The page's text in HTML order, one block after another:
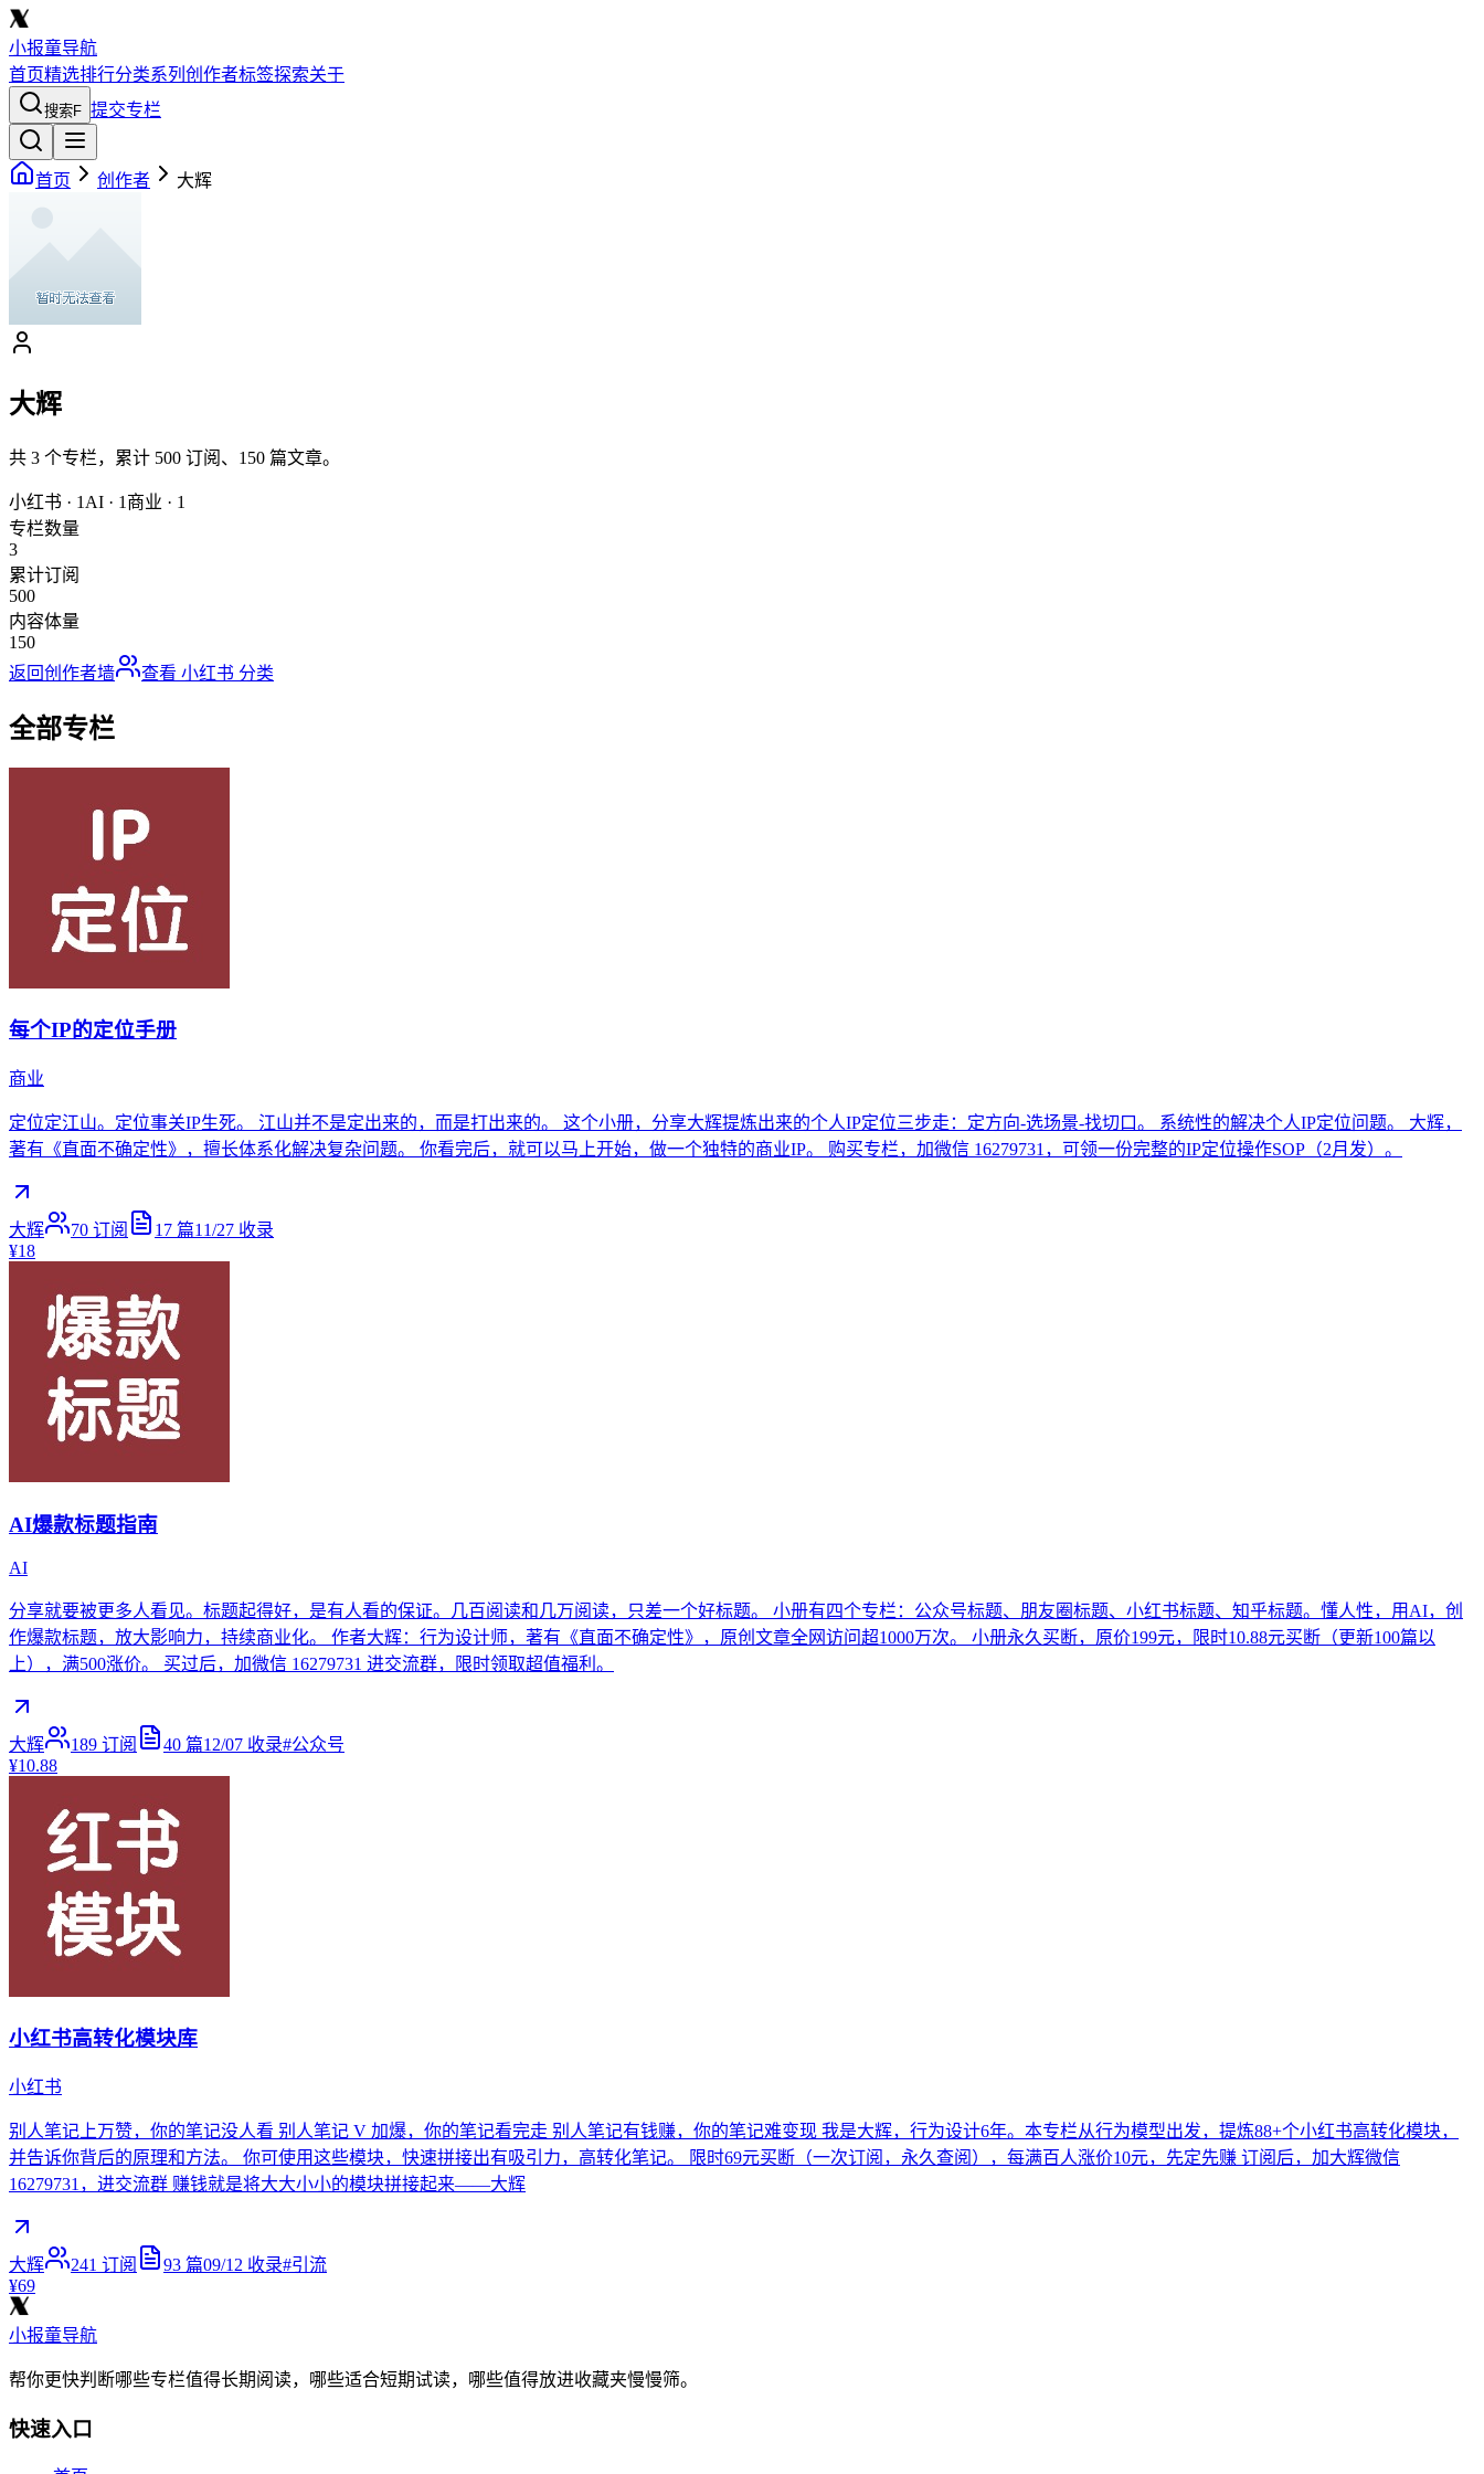
小报童导航
首页精选排行分类系列 创作者标签探索关于
搜索F 提交专栏
首页 创作者 大辉
大辉
共 3 个专栏，累计 500 订阅、 150 篇文章。
小红书 · 1 AI · 1 商业 · 1
专栏数量
3
累计订阅
500
内容体量
150
返回创作者墙
查看 小红书 分类
全部专栏
每个IP的定位手册
商业
定位定江山。定位事关IP生死。 江山并不是定出来的，而是打出来的。 这个小册，分享大辉提炼出来的个人IP定位三步走：定方向-选场景-找切口。 系统性的解决个人IP定位问题。 大辉，
著有《直面不确定性》，擅长体系化解决复杂问题。 你看完后，就可以马上开始，做一个独特的商业IP。 购买专栏，加微信 16279731，可领一份完整的IP定位操作SOP（2月发）。
大辉 70 订阅 17 篇11/27 收录
¥18
AI爆款标题指南
AI
分享就要被更多人看见。标题起得好，是有人看的保证。几百阅读和几万阅读，只差一个好标题。 小册有四个专栏：公众号标题、朋友圈标题、小红书标题、知乎标题。懂人性，用AI，创
作爆款标题，放大影响力，持续商业化。 作者大辉：行为设计师，著有《直面不确定性》，原创文章全网访问超1000万次。 小册永久买断，原价199元，限时10.88元买断（更新100篇以
上），满500涨价。 买过后，加微信 16279731 进交流群，限时领取超值福利。
大辉 189 订阅 40 篇12/07 收录#公众号
¥10.88
小红书高转化模块库
小红书
别人笔记上万赞，你的笔记没人看 别人笔记 V 加爆，你的笔记看完走 别人笔记有钱赚，你的笔记难变现 我是大辉，行为设计6年。本专栏从行为模型出发，提炼88+个小红书高转化模块，
并告诉你背后的原理和方法。 你可使用这些模块，快速拼接出有吸引力，高转化笔记。 限时69元买断（一次订阅，永久查阅），每满百人涨价10元，先定先赚 订阅后，加大辉微信
16279731，进交流群 赚钱就是将大大小小的模块拼接起来——大辉
大辉 241 订阅 93 篇09/12 收录#引流
¥69
小报童导航
帮你更快判断哪些专栏值得长期阅读，哪些适合短期试读，哪些值得放进收藏夹慢慢筛。
快速入口